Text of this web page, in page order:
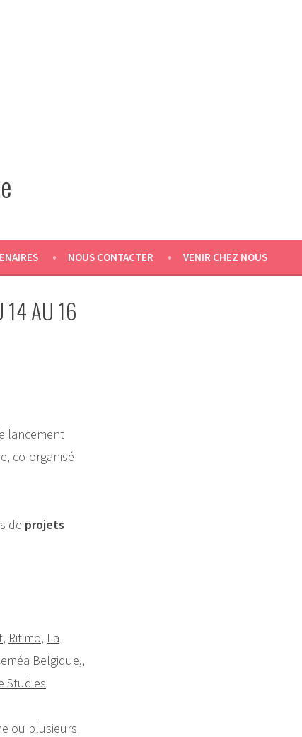
NOUS CONTACTER VENIR CHEZ NOUS
14 AU 16
lancement
co-organisé
de projets
, Ritimo, La
Belgique,,
Studies
ou plusieurs